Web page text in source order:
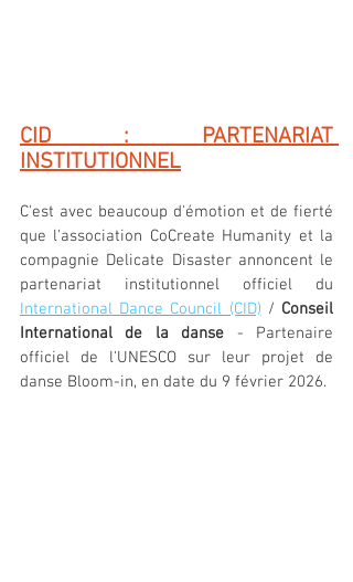
CID : PARTENARIAT
INSTITUTIONNEL
C'est avec beaucoup d'émotion et de fierté
que l'association CoCreate Humanity et la
compagnie Delicate Disaster annoncent le
International Dance Council (CID) / Conseil
International de la danse - Partenaire
officiel de l'UNESCO sur leur projet de
danse Bloom-in, en date du 9 février 2026.